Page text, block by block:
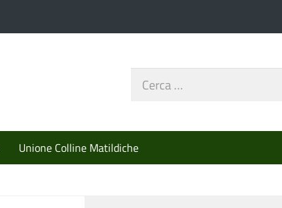
Cerca
Unione Colline Matildiche